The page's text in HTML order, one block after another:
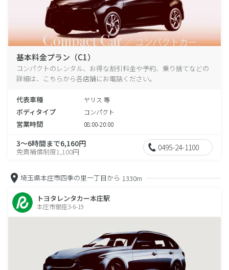
基本料金プラン（C1）
コンパクトのレンタル、お得な割引料金や予約、乗り捨てなどの
詳細は、こちらから各店舗にお電話ください。
代表車種 ヤリス 等
ボディタイプ コンパクト
営業時間 08:00-20:00
3～6時間まで6,160円
免責補償制度1,100円 0495-24-1100
埼玉県本庄市四季の里一丁目から 1330m
トヨタレンタカー本庄駅
本庄市銀座3-6-19